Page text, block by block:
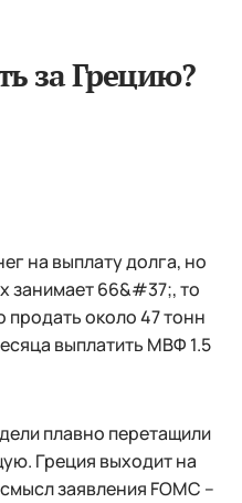
за Грецию?
на выплату долга, но
занимает 66&#37;, то
продать около 47 тонн
выплатить МВФ 1.5
плавно перетащили
Греция выходит на
заявления FOMC –